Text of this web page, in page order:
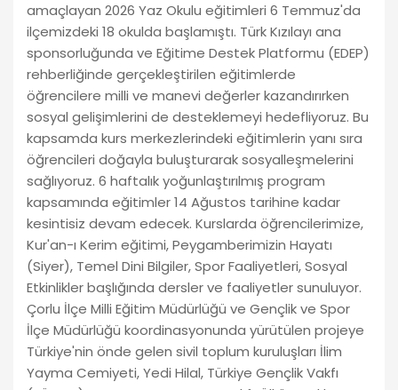
amaçlayan 2026 Yaz Okulu eğitimleri 6 Temmuz'da
ilçemizdeki 18 okulda başlamıştı. Türk Kızılayı ana
sponsorluğunda ve Eğitime Destek Platformu (EDEP)
rehberliğinde gerçekleştirilen eğitimlerde
öğrencilere milli ve manevi değerler kazandırırken
sosyal gelişimlerini de desteklemeyi hedefliyoruz. Bu
kapsamda kurs merkezlerindeki eğitimlerin yanı sıra
öğrencileri doğayla buluşturarak sosyalleşmelerini
sağlıyoruz. 6 haftalık yoğunlaştırılmış program
kapsamında eğitimler 14 Ağustos tarihine kadar
kesintisiz devam edecek. Kurslarda öğrencilerimize,
Kur'an-ı Kerim eğitimi, Peygamberimizin Hayatı
(Siyer), Temel Dini Bilgiler, Spor Faaliyetleri, Sosyal
Etkinlikler başlığında dersler ve faaliyetler sunuluyor.
Çorlu İlçe Milli Eğitim Müdürlüğü ve Gençlik ve Spor
İlçe Müdürlüğü koordinasyonunda yürütülen projeye
Türkiye'nin önde gelen sivil toplum kuruluşları İlim
Yayma Cemiyeti, Yedi Hilal, Türkiye Gençlik Vakfı